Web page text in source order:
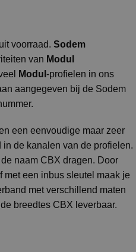
voorraad. Sodem
van Modul
Modul -profielen in ons
aangegeven bij de Sodem
een eenvoudige maar zeer
de kanalen van de profielen.
naam CBX dragen. Door
een inbus sleutel maak je
met verschillend maten
breedtes CBX leverbaar.